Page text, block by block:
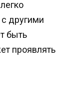
другими
быть
проявлять